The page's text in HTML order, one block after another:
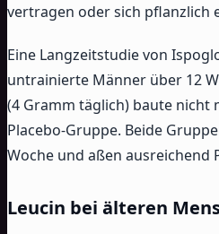
vertragen oder sich pflanzlich
Eine Langzeitstudie von
untrainierte Männer über 12
(4 Gramm täglich) baute nicht
Placebo-Gruppe. Beide
Woche und aßen ausreichend
Leucin bei älteren